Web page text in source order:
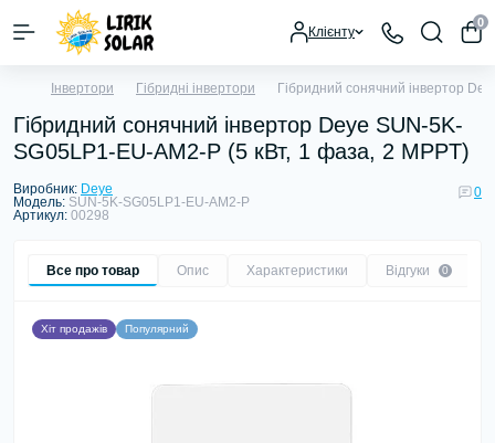
Клієнту
0
Інвертори Гібридні інвертори Гібридний сонячний інвертор
Гібридний сонячний інвертор Deye SUN-5K-
SG05LP1-EU-AM2-P (5 кВт, 1 фаза, 2 MPPT)
Виробник: Deye
Модель: SUN-5K-SG05LP1-EU-AM2-P
Артикул: 00298
0
Все про товар Опис Характеристики Відгуки 0
Хіт продажів Популярний